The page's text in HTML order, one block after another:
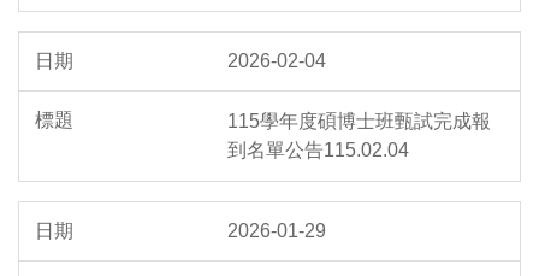
2026-02-04
115學年度碩博士班甄試完成報
到名單公告115.02.04
2026-01-29